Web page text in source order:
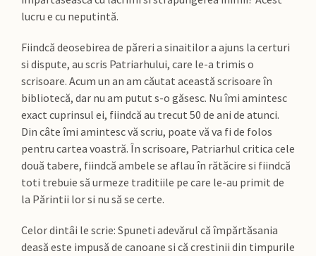
lucru e cu neputintă.
Fiindcă deosebirea de păreri a sinaitilor a ajuns la certuri
si dispute, au scris Patriarhului, care le-a trimis o
scrisoare. Acum un an am căutat această scrisoare în
bibliotecă, dar nu am putut s-o găsesc. Nu îmi amintesc
exact cuprinsul ei, fiindcă au trecut 50 de ani de atunci.
Din câte îmi amintesc vă scriu, poate vă va fi de folos
pentru cartea voastră. În scrisoare, Patriarhul critica cele
două tabere, fiindcă ambele se aflau în rătăcire si fiindcă
toti trebuie să urmeze traditiile pe care le-au primit de
la Părintii lor si nu să se certe.
Celor dintâi le scrie: Spuneti adevărul că împărtăsania
deasă este impusă de canoane si că crestinii din timpurile